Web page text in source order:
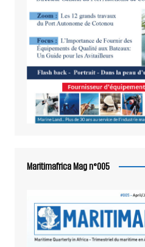
Maritimafrica Mag n°005